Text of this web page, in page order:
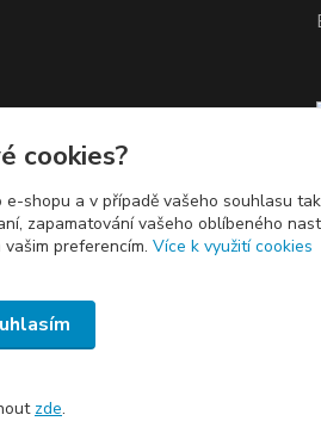
cookies?
shopu a v případě vašeho souhlasu
zapamatování vašeho oblíbeného
preferencím. Více k využití cookies
zde.